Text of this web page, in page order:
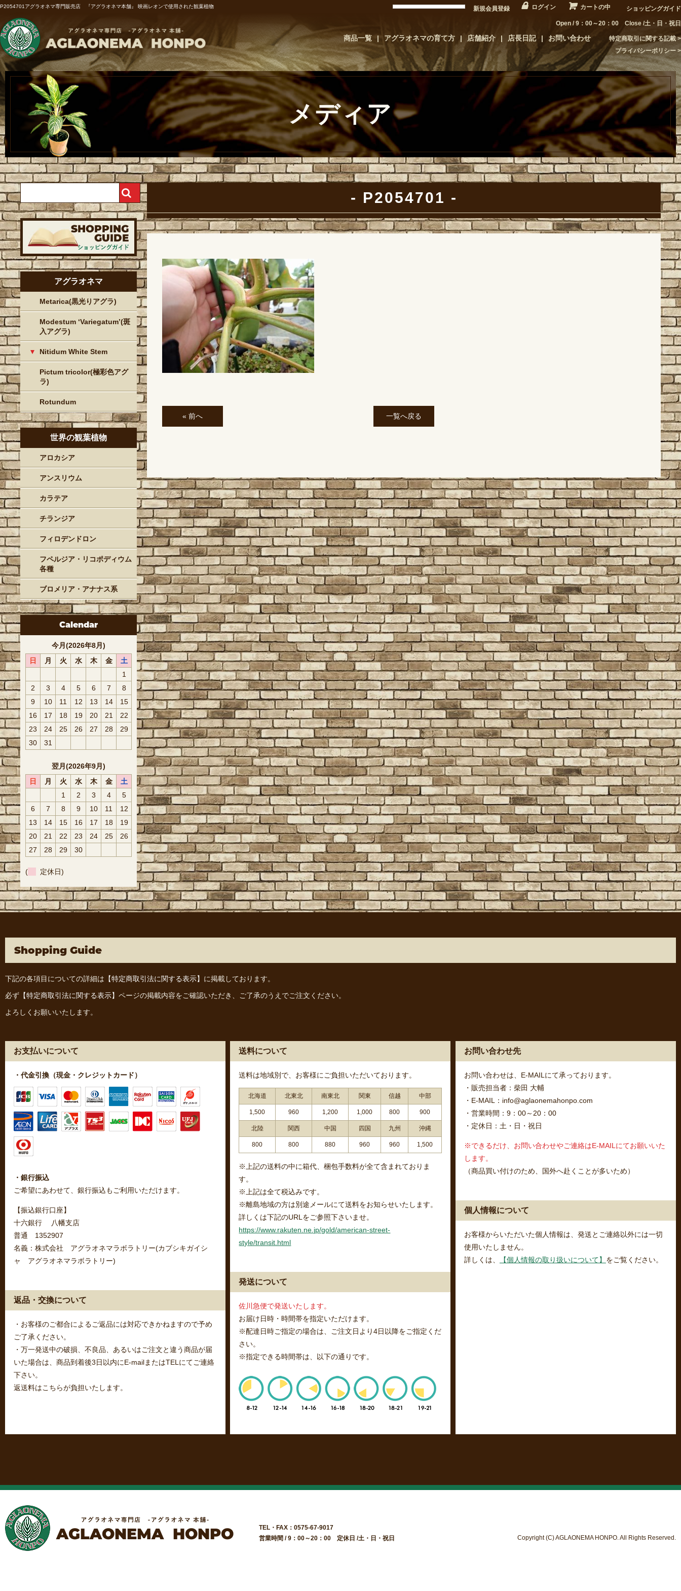
P2054701アグラオネマ専門販売店 『アグラオネマ本舗』 映画レオンで使用された観葉植物 新規会員登録 ログイン カートの中 ショッピングガイド
Open / 9：00～20：00 Close /土・日・祝日
商品一覧 アグラオネマの育て方 店舗紹介 店長日記 お問い合わせ
特定商取引に関する記載
プライバシーポリシー
メディア
P2054701
« 前へ 一覧へ戻る
アグラオネマ
Metarica(黒光りアグラ)
Modestum ‘Variegatum’(斑
入アグラ)
Nitidum White Stem
Pictum tricolor(極彩色アグ
ラ)
Rotundum
世界の観葉植物
アロカシア
アンスリウム
カラテア
チランジア
フィロデンドロン
フペルジア・リコポディウム
各種
ブロメリア・アナナス系
Calendar
今月(2026年8月)
日
月 火 水 木 金
土
1
2
3 4 5 6 7
8
9
10 11 12 13 14
15
16
17 18 19 20 21
22
23
24 25 26 27 28
29
30
31
翌月(2026年9月)
日
月 火 水 木 金
土
1
2 3 4
5
6
7 8 9 10 11
12
13
14 15 16 17 18
19
20
21 22 23 24 25
26
27
28 29 30
( 定休日)
Shopping Guide
下記の各項目についての詳細は 【特定商取引法に関する表示】 に掲載しております。
必ず 【特定商取引法に関する表示】 ページの掲載内容をご確認いただき、ご了承のうえでご注文ください。
よろしくお願いいたします。
お支払いについて
・代金引換（現金・クレジットカード）
・銀行振込
ご希望にあわせて、銀行振込もご利用いただけます。
【振込銀行口座】
十六銀行 八幡支店
普通 1352907
名義：株式会社 アグラオネマラボラトリー(カブシキガイシ
ャ アグラオネマラボラトリー)
返品・交換について
・お客様のご都合によるご返品には対応できかねますので予め
ご了承ください。
・万一発送中の破損、不良品、あるいはご注文と違う商品が届
いた場合は、商品到着後3日以内にE-mailまたはTELにてご連絡
下さい。
返送料はこちらが負担いたします。
送料について
送料は地域別で、お客様にご負担いただいております。
北海道 北東北 南東北 関東 信越 中部
1,500 960 1,200 1,000 800 900
北陸 関西 中国 四国 九州 沖縄
800 800 880 960 960 1,500
※上記の送料の中に箱代、梱包手数料が全て含まれておりま
す。
※上記は全て税込みです。
※離島地域の方は別途メールにて送料をお知らせいたします。
詳しくは下記のURLをご参照下さいませ。
https://www.rakuten.ne.jp/gold/american-street-
style/transit.html
発送について
佐川急便で発送いたします。
お届け日時・時間帯を指定いただけます。
※配達日時ご指定の場合は、ご注文日より4日以降をご指定くだ
さい。
※指定できる時間帯は、以下の通りです。
お問い合わせ先
お問い合わせは、E-MAILにて承っております。
・販売担当者：柴田 大輔
・E-MAIL：info@aglaonemahonpo.com
・営業時間：9：00～20：00
・定休日：土・日・祝日
※できるだけ、お問い合わせやご連絡はE-MAILにてお願いいた
します。
（商品買い付けのため、国外へ赴くことが多いため）
個人情報について
お客様からいただいた個人情報は、発送とご連絡以外には一切
使用いたしません。
詳しくは、
【個人情報の取り扱いについて】 をご覧ください。
TEL・FAX：0575-67-9017
営業時間 / 9：00～20：00 定休日 /土・日・祝日
Copyright (C) AGLAONEMA HONPO. All Rights Reserved.